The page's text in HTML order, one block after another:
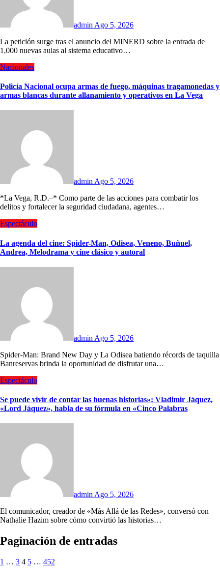
admin Ago 5, 2026
La petición surge tras el anuncio del MINERD sobre la entrada de
1,000 nuevas aulas al sistema educativo…
Nacionales
Policía Nacional ocupa armas de fuego, máquinas tragamonedas y
armas blancas durante allanamiento y operativos en La Vega
admin Ago 5, 2026
*La Vega, R.D.–* Como parte de las acciones para combatir los
delitos y fortalecer la seguridad ciudadana, agentes…
Espectáculo
La agenda del cine: Spider-Man, Odisea, Veneno, Buñuel,
Andrea, Melodrama y cine clásico y autoral
admin Ago 5, 2026
Spider-Man: Brand New Day y La Odisea batiendo récords de taquilla
Banreservas brinda la oportunidad de disfrutar una…
Espectáculo
Se puede vivir de contar las buenas historias»: Vladimir Jáquez,
«Lord Jáquez», habla de su fórmula en «Cinco Palabras
adminAgo 5, 2026
El comunicador, creador de «Más Allá de las Redes», conversó con
Nathalie Hazim sobre cómo convirtió las historias…
Paginación de entradas
1 … 3 4 5 … 452